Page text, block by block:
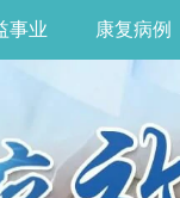
事业 康复病例